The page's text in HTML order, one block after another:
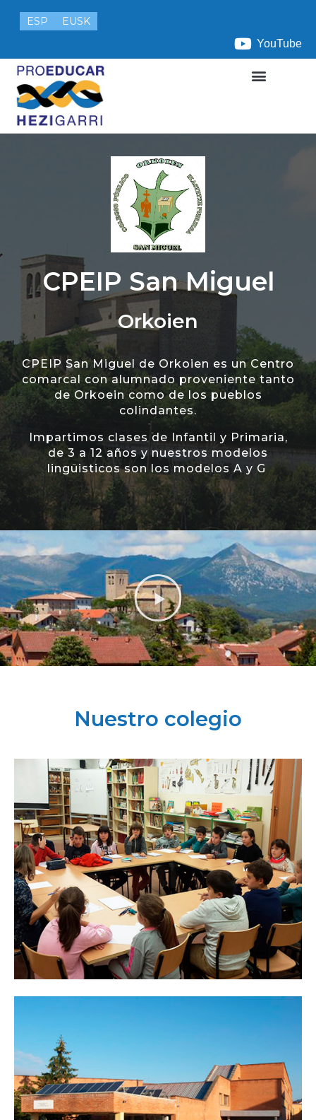
ESP EUSK
YouTube
CPEIP San Miguel
Orkoien
CPEIP San Miguel de Orkoien es un Centro
comarcal con alumnado proveniente tanto
de Orkoein como de los pueblos
colindantes.
Impartimos clases de Infantil y Primaria,
de 3 a 12 años y nuestros modelos
lingüisticos son los modelos A y G
Nuestro colegio